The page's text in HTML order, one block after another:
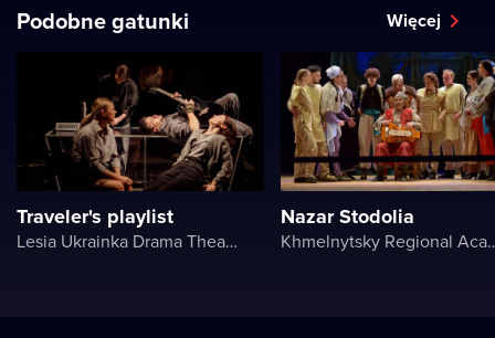
Podobne gatunki Więcej
Traveler's playlist
Lesia Ukrainka Drama Theater
Nazar Stodolia
Khmelnytsky